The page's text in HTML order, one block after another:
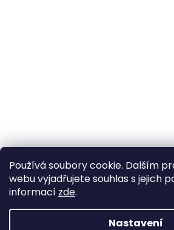
Používá soubory cookie. Dalším
webu vyjadřujete souhlas s jejich
informací zde.
Nastavení
Vytvořil